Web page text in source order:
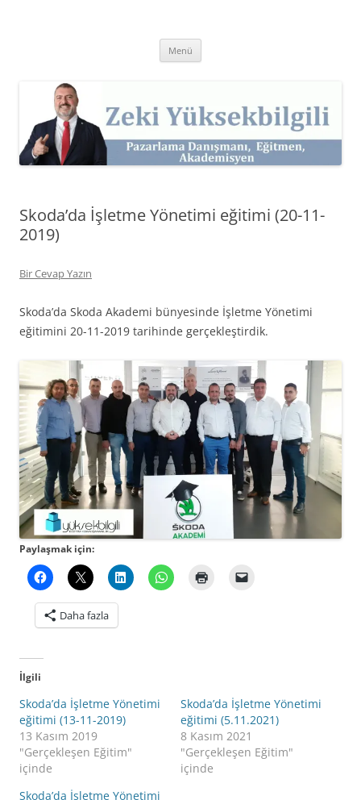
Kişisel Web Sitesi.
Menü
Skoda’da İşletme Yönetimi eğitimi (20-11-
2019)
Bir Cevap Yazın
Skoda’da Skoda Akademi bünyesinde İşletme Yönetimi
eğitimini 20-11-2019 tarihinde gerçekleştirdik.
Paylaşmak için:
Daha fazla
İlgili
Skoda’da İşletme Yönetimi
eğitimi (13-11-2019)
13 Kasım 2019
"Gerçekleşen Eğitim"
içinde
Skoda’da İşletme Yönetimi
eğitimi (5.11.2021)
8 Kasım 2021
"Gerçekleşen Eğitim"
içinde
Skoda’da İşletme Yönetimi